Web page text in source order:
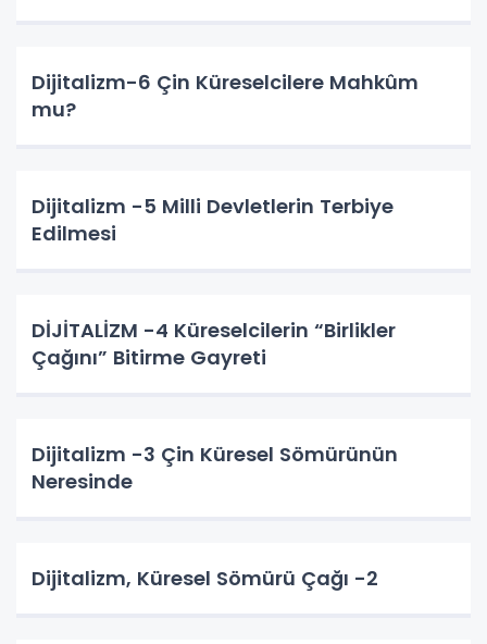
Dijitalizm-6 Çin Küreselcilere Mahkûm
mu?
Dijitalizm -5 Milli Devletlerin Terbiye
Edilmesi
DİJİTALİZM -4 Küreselcilerin “Birlikler
Çağını” Bitirme Gayreti
Dijitalizm -3 Çin Küresel Sömürünün
Neresinde
Dijitalizm, Küresel Sömürü Çağı -2